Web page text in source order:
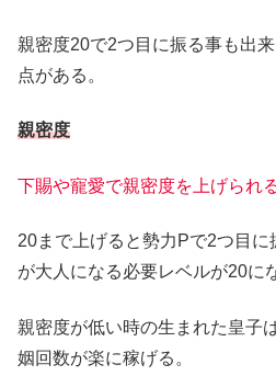
親密度20で2つ目に振る事も出
点がある。
親密度
下賜や寵愛で親密度を上げられ
20まで上げると勢力Pで2つ目
が大人になる必要レベルが20に
親密度が低い時の生まれた皇子
姻回数が楽に稼げる。